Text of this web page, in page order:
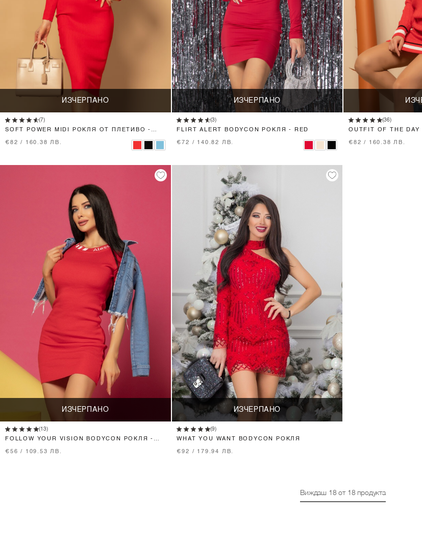
ИЗЧЕРПАНО
(7)
SOFT POWER MIDI РОКЛЯ ОТ ПЛЕТИВО -
€82 / 160.38 ЛВ.
ИЗЧЕРПАНО
(3)
FLIRT ALERT BODYCON РОКЛЯ - RED
€72 / 140.82 ЛВ.
(36)
OUTFIT OF THE
€82 / 160.38 ЛВ.
ИЗЧЕРПАНО
(13)
FOLLOW YOUR VISION BODYCON РОКЛЯ -
€56 / 109.53 ЛВ.
ИЗЧЕРПАНО
(9)
WHAT YOU WANT BODYCON РОКЛЯ
€92 / 179.94 ЛВ.
Виждаш 18 от 18 продукта